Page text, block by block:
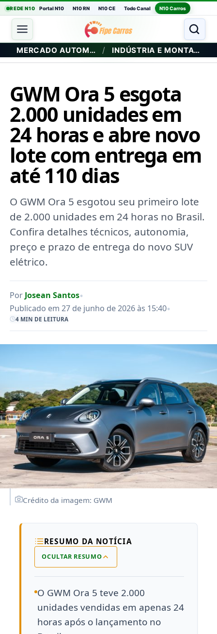
REDE N10 Portal N10 N10 RN N10 CE Todo Canal N10 Carros
MERCADO AUTOMOTIVO / INDÚSTRIA E MONTADORAS
GWM Ora 5 esgota
2.000 unidades em
24 horas e abre novo
lote com entrega em
até 110 dias
O GWM Ora 5 esgotou seu primeiro lote
de 2.000 unidades em 24 horas no Brasil.
Confira detalhes técnicos, autonomia,
preço e prazo de entrega do novo SUV
elétrico.
Por Josean Santos•
Publicado em 27 de junho de 2026 às 15:40•
4 MIN DE LEITURA
Crédito da imagem: GWM
RESUMO DA NOTÍCIA
OCULTAR RESUMO
O GWM Ora 5 teve 2.000
unidades vendidas em apenas 24
horas após o lançamento no